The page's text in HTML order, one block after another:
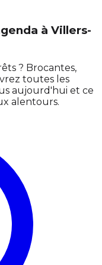
à Villers-
? Brocantes,
toutes les
aujourd'hui et ce
alentours.